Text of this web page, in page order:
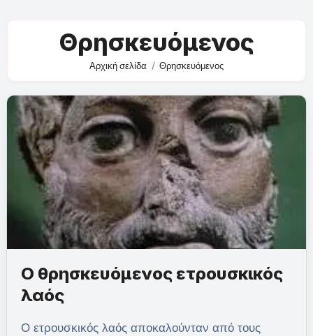
Θρησκευόμενος
Αρχική σελίδα Θρησκευόμενος
Ο θρησκευόμενος ετρουσκικός
λαός
Ο ετρουσκικός λαός αποκαλούνταν από τους